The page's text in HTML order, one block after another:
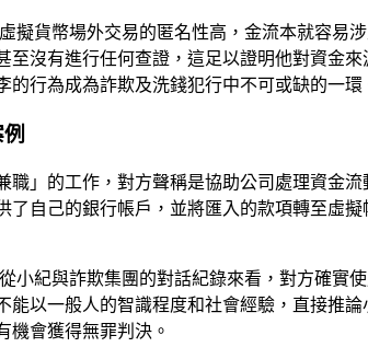
擬貨幣場外交易的匿名性高，金流本就容易
沒有進行任何查證，這足以證明他對資金
行為成為詐欺及洗錢犯行中不可或缺的一環
職」的工作，對方聲稱是協助公司處理資
了自己的銀行帳戶，並將匯入的款項轉至虛
小紀與詐欺集團的對話紀錄來看，對方確實
以一般人的智識程度和社會經驗，直接推
機會獲得無罪判決。